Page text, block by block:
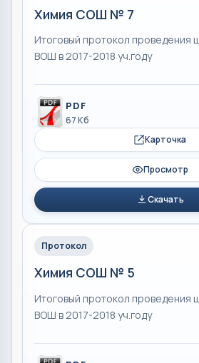
Химия СОШ № 7
Итоговый протокол проведения
ВОШ в 2017-2018 уч.году
PDF
67 Кб
Карточка
Просмотр
Скачать
Протокол
Химия СОШ № 5
Итоговый протокол проведения
ВОШ в 2017-2018 уч.году